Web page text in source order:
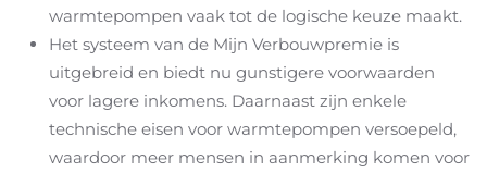
warmtepompen vaak tot de logische keuze maakt.
Het systeem van de Mijn Verbouwpremie is
uitgebreid en biedt nu gunstigere voorwaarden
voor lagere inkomens. Daarnaast zijn enkele
technische eisen voor warmtepompen versoepeld,
waardoor meer mensen in aanmerking komen voor